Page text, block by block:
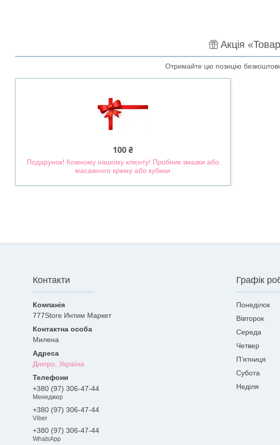
Акція
Отримайте цю позицію
100 ₴
Подарунок! Кожному нашому клієнту! Пробник змазки або
масажного крему або кубики
Контакти
777Store Интим Маркет
Милена
Дніпро, Україна
+380 (97) 306-47-44
Менеджер
+380 (97) 306-47-44
Viber
+380 (97) 306-47-44
WhatsApp
Графік
Понеділок
Вівторок
Середа
Четвер
Пʼятниця
Субота
Неділя